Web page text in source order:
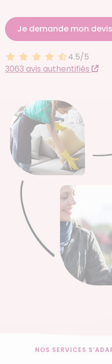
Je demande mon devis
4.5 sur 5
4.5/5
3063 avis authentifiés
NOS SERVICES